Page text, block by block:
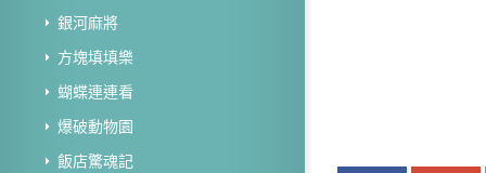
銀河麻將
方塊填填樂
蝴蝶連連看
爆破動物園
飯店驚魂記